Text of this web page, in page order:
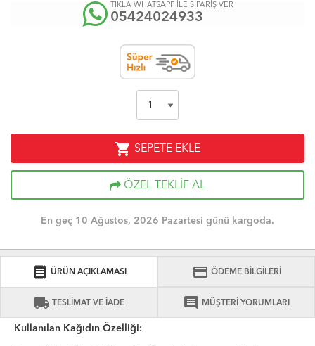
TIKLA WHATSAPP İLE SİPARİŞ VER
05424024933
shopping_cart SEPETE EKLE
ÖZEL TEKLİF AL
En geç 10 Ağustos, 2026 Pazartesi günü kargoda.
receipt ÜRÜN AÇIKLAMASI credit_card ÖDEME BİLGİLERİ
local_shipping TESLİMAT VE İADE comment MÜŞTERİ YORUMLARI
Kullanılan Kağıdın Özelliği: